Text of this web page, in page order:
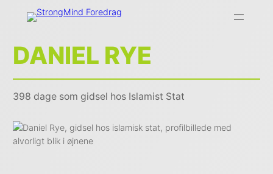
DANIEL RYE
398 dage som gidsel hos Islamist Stat